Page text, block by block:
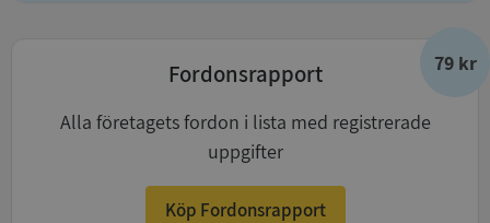
79 kr
Fordonsrapport
Alla företagets fordon i lista med registrerade
uppgifter
Köp Fordonsrapport